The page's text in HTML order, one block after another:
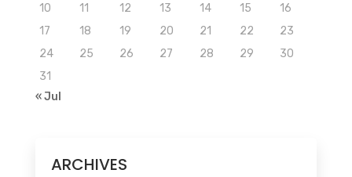
10
11 12 13 14 15
16
17
18 19 20 21 22
23
24
25 26 27 28 29
30
31
« Jul
ARCHIVES